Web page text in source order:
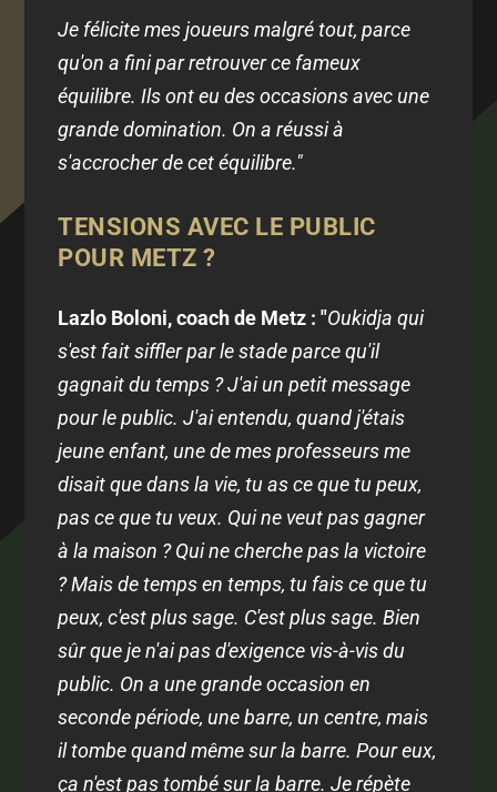
Je félicite mes joueurs malgré tout, parce
qu'on a fini par retrouver ce fameux
équilibre. Ils ont eu des occasions avec une
grande domination. On a réussi à
s'accrocher de cet équilibre."
TENSIONS AVEC LE PUBLIC
POUR METZ ?
Lazlo Boloni, coach de Metz : "Oukidja qui
s'est fait siffler par le stade parce qu'il
gagnait du temps ? J'ai un petit message
pour le public. J'ai entendu, quand j'étais
jeune enfant, une de mes professeurs me
disait que dans la vie, tu as ce que tu peux,
pas ce que tu veux. Qui ne veut pas gagner
à la maison ? Qui ne cherche pas la victoire
? Mais de temps en temps, tu fais ce que tu
peux, c'est plus sage. C'est plus sage. Bien
sûr que je n'ai pas d'exigence vis-à-vis du
public. On a une grande occasion en
seconde période, une barre, un centre, mais
il tombe quand même sur la barre. Pour eux,
ça n'est pas tombé sur la barre. Je répète